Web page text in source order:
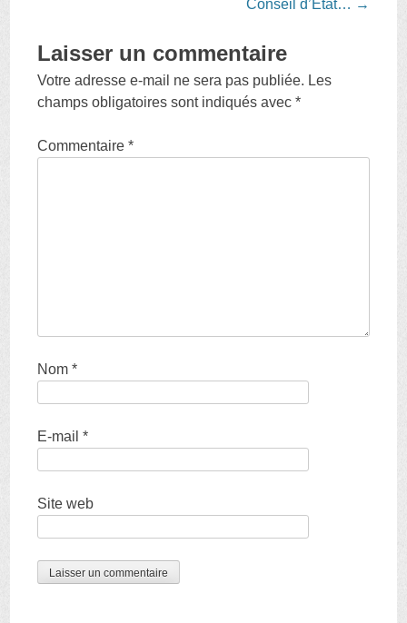
Conseil d’Etat… →
Laisser un commentaire
Votre adresse e-mail ne sera pas publiée. Les
champs obligatoires sont indiqués avec*
Commentaire*
Nom*
E-mail*
Site web